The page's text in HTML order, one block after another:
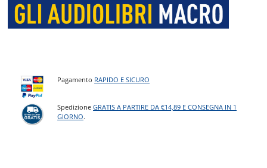
Pagamento RAPIDO E SICURO
SpedizioneGRATIS A PARTIRE DA €14,89 E CONSEGNA IN 1
GIORNO.